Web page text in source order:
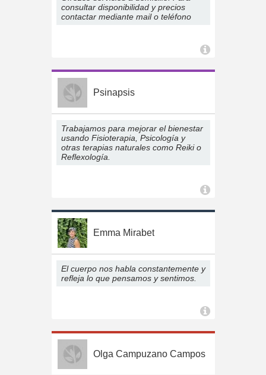
consultar disponibilidad y precios
contactar mediante mail o teléfono
Psinapsis
Trabajamos para mejorar el bienestar
usando Fisioterapia, Psicología y
otras terapias naturales como Reiki o
Reflexología.
Emma Mirabet
El cuerpo nos habla constantemente y
refleja lo que pensamos y sentimos.
Olga Campuzano Campos